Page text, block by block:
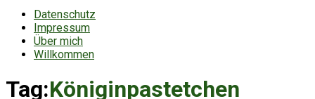
Datenschutz
Impressum
Über mich
Willkommen
Tag:Königinpastetchen